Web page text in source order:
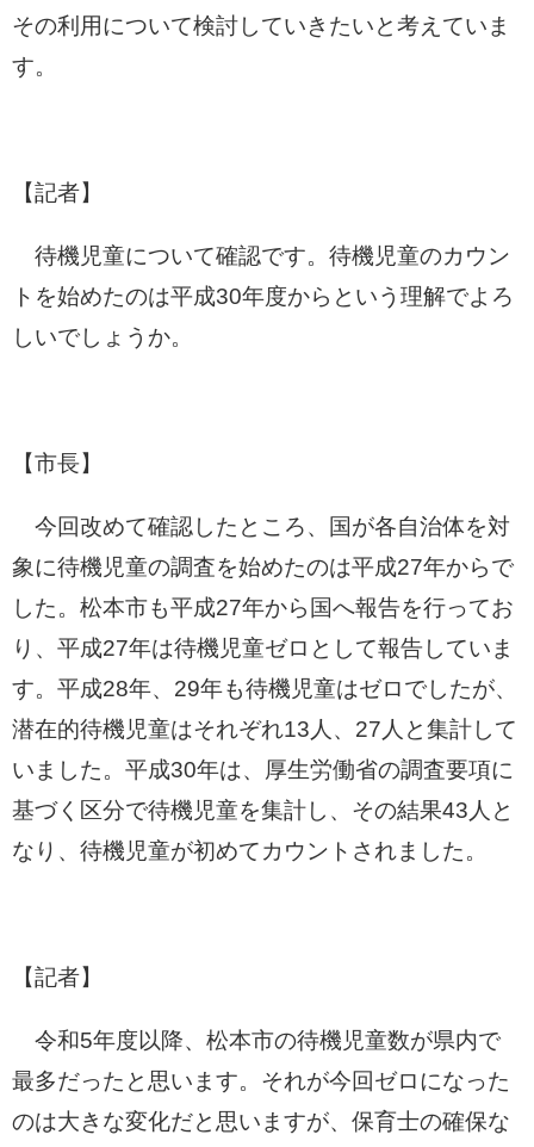
その利用について検討していきたいと考えていま
す。
【記者】
待機児童について確認です。待機児童のカウン
トを始めたのは平成30年度からという理解でよろ
しいでしょうか。
【市長】
今回改めて確認したところ、国が各自治体を対
象に待機児童の調査を始めたのは平成27年からで
した。松本市も平成27年から国へ報告を行ってお
り、平成27年は待機児童ゼロとして報告していま
す。平成28年、29年も待機児童はゼロでしたが、
潜在的待機児童はそれぞれ13人、27人と集計して
いました。平成30年は、厚生労働省の調査要項に
基づく区分で待機児童を集計し、その結果43人と
なり、待機児童が初めてカウントされました。
【記者】
令和5年度以降、松本市の待機児童数が県内で
最多だったと思います。それが今回ゼロになった
のは大きな変化だと思いますが、保育士の確保な